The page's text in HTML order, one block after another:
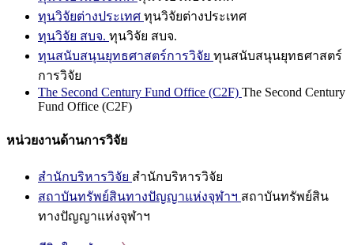
ทุนวิจัยต่างประเทศ ทุนวิจัยต่างประเทศ
ทุนวิจัย สบจ. ทุนวิจัย สบจ.
ทุนสนับสนุนยุทธศาสตร์การวิจัย ทุนสนับสนุนยุทธศาสตร์
การวิจัย
The Second Century Fund Office (C2F) The Second Century
Fund Office (C2F)
หน่วยงานด้านการวิจัย
สำนักบริหารวิจัย สำนักบริหารวิจัย
สถาบันทรัพย์สินทางปัญญาแห่งจุฬาฯ สถาบันทรัพย์สิน
ทางปัญญาแห่งจุฬาฯ